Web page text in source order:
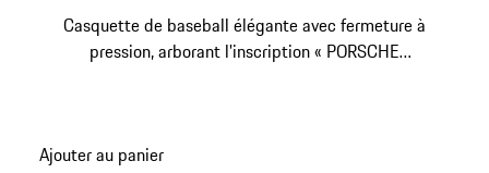
Casquette de baseball élégante avec fermeture à
pression, arborant l'inscription « PORSCHE
Ajouter au panier